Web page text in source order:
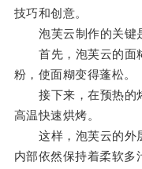
技巧和创意。
泡芙云制作的关键是
首先，泡芙云的面
粉，使面糊变得蓬松。
接下来，在预热的
高温快速烘烤。
这样，泡芙云的外
内部依然保持着柔软多